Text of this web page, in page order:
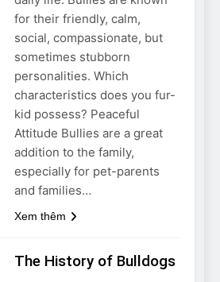
Can Bulldogs Play Fetch?
And How to Train Them!
7 Năm Ago
How Often Do I Need to
Groom My Bulldog
7 Năm Ago
for their friendly, calm,
social, compassionate, but
sometimes stubborn
personalities. Which
characteristics does you fur-
kid possess? Peaceful
Attitude Bullies are a great
addition to the family,
especially for pet-parents
and families…
Xem thêm
The History of Bulldogs